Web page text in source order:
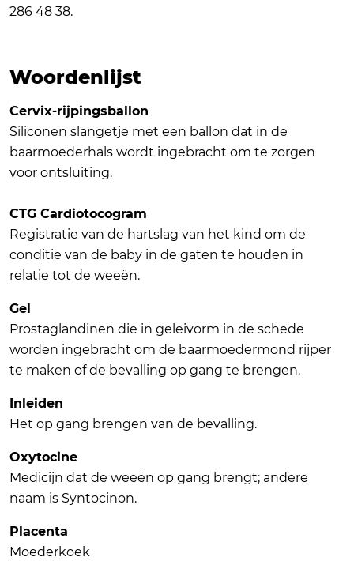
286 48 38.
Woordenlijst
Cervix-rijpingsballon
Siliconen slangetje met een ballon dat in de
baarmoederhals wordt ingebracht om te zorgen
voor ontsluiting.
CTG Cardiotocogram
Registratie van de hartslag van het kind om de
conditie van de baby in de gaten te houden in
relatie tot de weeën.
Gel
Prostaglandinen die in geleivorm in de schede
worden ingebracht om de baarmoedermond rijper
te maken of de bevalling op gang te brengen.
Inleiden
Het op gang brengen van de bevalling.
Oxytocine
Medicijn dat de weeën op gang brengt; andere
naam is Syntocinon.
Placenta
Moederkoek